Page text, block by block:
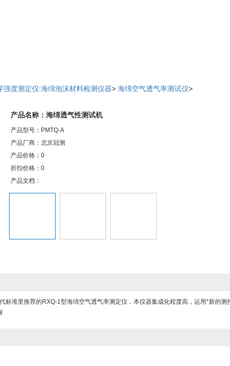
强度测定仪:海绵泡沫材料检测仪器> 海绵空气透气率测试仪>
产品名称：海绵透气性测试机
产品型号：PMTQ-A
产品厂商：北京冠测
产品价格：0
折扣价格：0
产品文档：
标准里推荐的RXQ-1型海绵空气透气率测定仪，本仪器集成化程度高，运用*新的测